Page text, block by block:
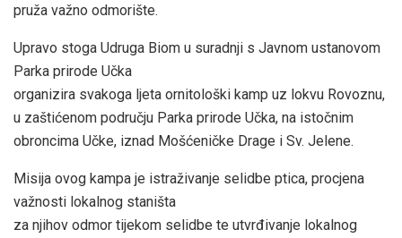
pruža važno odmorište.
Upravo stoga Udruga Biom u suradnji s Javnom ustanovom
Parka prirode Učka
organizira svakoga ljeta ornitološki kamp uz lokvu Rovoznu,
u zaštićenom području Parka prirode Učka, na istočnim
obroncima Učke, iznad Mošćeničke Drage i Sv. Jelene.
Misija ovog kampa je istraživanje selidbe ptica, procjena
važnosti lokalnog staništa
za njihov odmor tijekom selidbe te utvrđivanje lokalnog